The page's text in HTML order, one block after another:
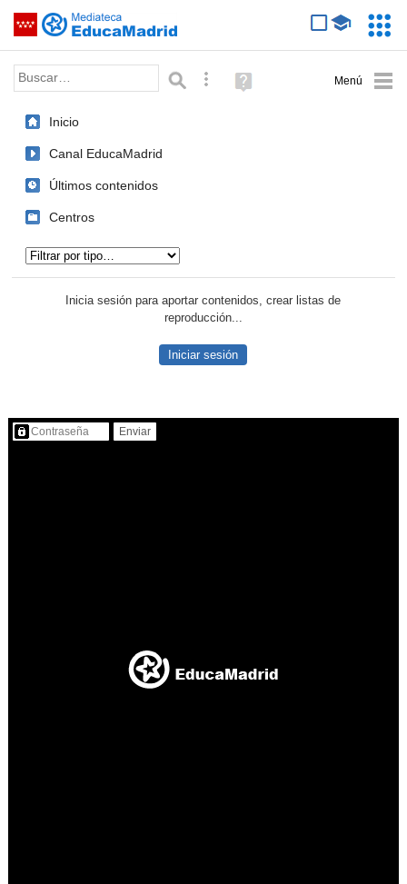
Saltar navegación
Palabra o frase: Búsqueda avanzada
Ayuda
(en
Inicio
Canal EducaMadrid
Últimos contenidos
Centros
Inicia sesión para aportar contenidos, crear listas de
reproducción...
Iniciar sesión
Contenido protegido…